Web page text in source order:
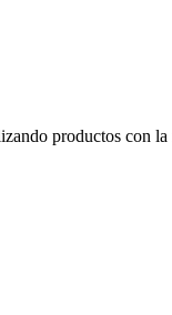
productos con